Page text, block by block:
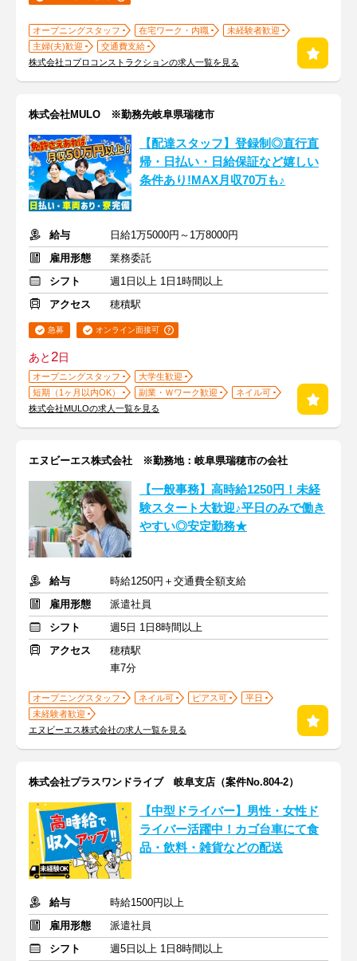
オープニングスタッフ 在宅ワーク・内職
未経験者歓迎
主婦(夫)歓迎
交通費支給
株式会社コプロコンストラクションの求人一覧を見る
株式会社MULO ※勤務先岐阜県瑞穂市
【配達スタッフ】登録制◎直行直
帰・日払い・日給保証など嬉しい
条件あり!MAX月収70万も♪
給与
日給1万5000円～1万8000円
雇用形態
業務委託
シフト
週1日以上 1日1時間以上
アクセス
穂積駅
急募 オンライン面接可
あと2日
オープニングスタッフ
大学生歓迎
短期（1ヶ月以内OK）
副業・Ｗワーク歓迎
ネイル可
株式会社MULOの求人一覧を見る
エヌビーエス株式会社 ※勤務地：岐阜県瑞穂市の会社
【一般事務】高時給1250円！未経
験スタート大歓迎♪平日のみで働き
やすい◎安定勤務★
給与
時給1250円＋交通費全額支給
雇用形態
派遣社員
シフト
週5日 1日8時間以上
アクセス
穂積駅
車7分
オープニングスタッフ ネイル可 ピアス可
平日
未経験者歓迎
エヌビーエス株式会社の求人一覧を見る
株式会社プラスワンドライブ 岐阜支店（案件No.804-2）
【中型ドライバー】男性・女性ド
ライバー活躍中！カゴ台車にて食
品・飲料・雑貨などの配送
給与
時給1500円以上
雇用形態
派遣社員
シフト
週5日以上 1日8時間以上